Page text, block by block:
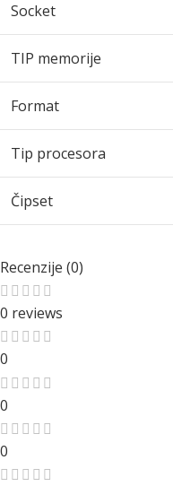
Socket
TIP memorije
Format
Tip procesora
Čipset
Recenzije (0)
0 reviews
0
0
0